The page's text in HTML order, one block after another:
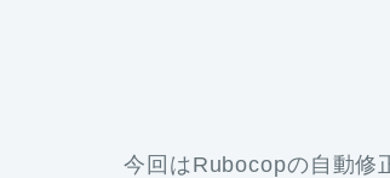
今回はRubocopの自動修